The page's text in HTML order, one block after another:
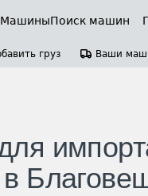
МашиныПоиск машин
груз Ваши